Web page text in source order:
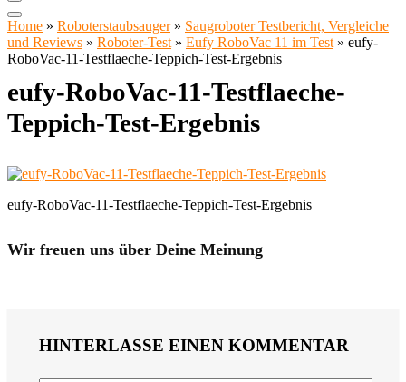
Home » Roboterstaubsauger» Saugroboter Testbericht, Vergleiche
und Reviews » Roboter-Test » Eufy RoboVac 11 im Test » eufy-
RoboVac-11-Testflaeche-Teppich-Test-Ergebnis
eufy-RoboVac-11-Testflaeche-
Teppich-Test-Ergebnis
eufy-RoboVac-11-Testflaeche-Teppich-Test-Ergebnis
Wir freuen uns über Deine Meinung
HINTERLASSE EINEN KOMMENTAR